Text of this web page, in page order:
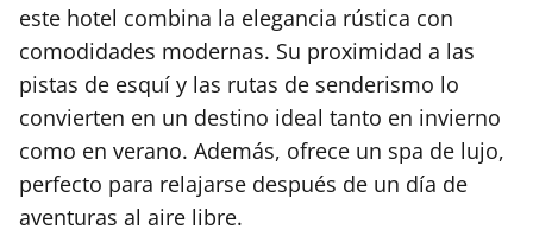
este hotel combina la elegancia rústica con
comodidades modernas. Su proximidad a las
pistas de esquí y las rutas de senderismo lo
convierten en un destino ideal tanto en invierno
como en verano. Además, ofrece un spa de lujo,
perfecto para relajarse después de un día de
aventuras al aire libre.